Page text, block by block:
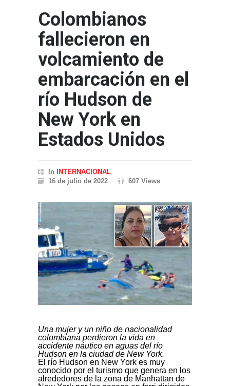
Colombianos
fallecieron en
volcamiento de
embarcación en el
río Hudson de
New York en
Estados Unidos
In
INTERNACIONAL
16 de julio de 2022
607 Views
Una mujer y un niño de nacionalidad
colombiana perdieron la vida en
accidente náutico en aguas del río
Hudson en la ciudad de New York.
El río Hudson en New York es muy
conocido por el turismo que genera en los
alrededores de la zona de Manhattan de